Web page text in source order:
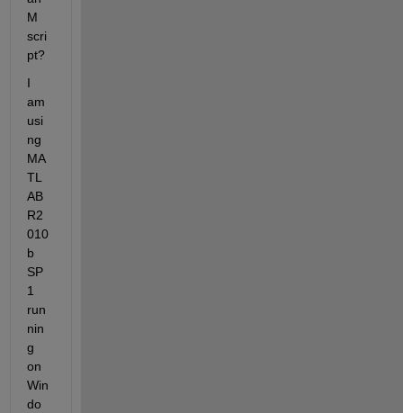
M
scri
pt?
I
am
usi
ng
MA
TL
AB
R2
010
b
SP
1
run
nin
g
on
Win
do